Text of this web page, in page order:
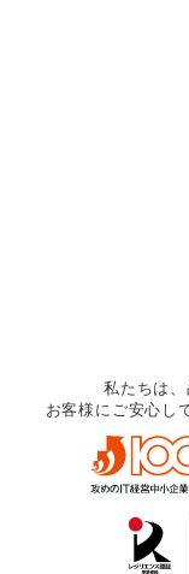
私たちは、
お客様にご安心し